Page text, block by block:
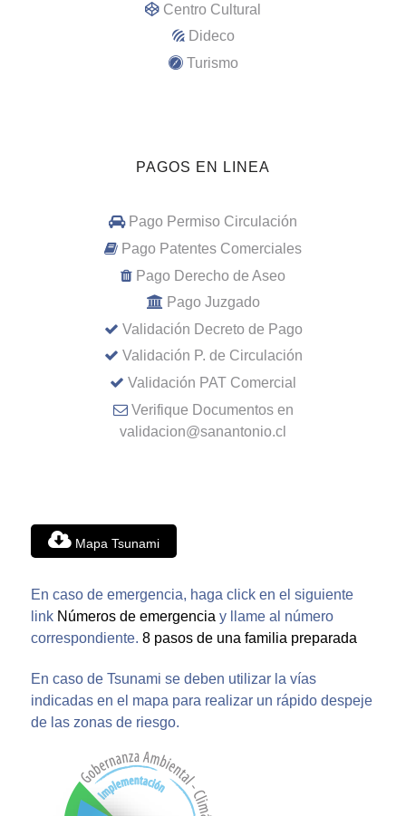
Centro Cultural
Dideco
Turismo
PAGOS EN LINEA
Pago Permiso Circulación
Pago Patentes Comerciales
Pago Derecho de Aseo
Pago Juzgado
Validación Decreto de Pago
Validación P. de Circulación
Validación PAT Comercial
Verifique Documentos en
validacion@sanantonio.cl
Mapa Tsunami
En caso de emergencia, haga click en el siguiente
link Números de emergencia y llame al número
correspondiente. 8 pasos de una familia preparada
En caso de Tsunami se deben utilizar la vías
indicadas en el mapa para realizar un rápido despeje
de las zonas de riesgo.